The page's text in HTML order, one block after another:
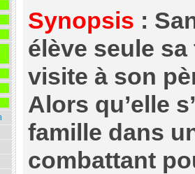
Synopsis :
élève seule
visite à son
Alors qu’elle
famille dans
combattant